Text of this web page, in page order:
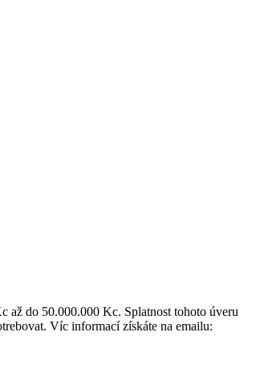
až do 50.000.000 Kc. Splatnost tohoto úveru
Víc informací získáte na emailu: